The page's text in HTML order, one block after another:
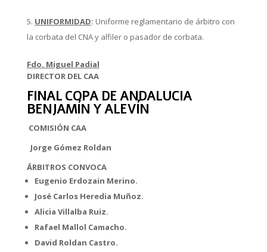
UNIFORMIDAD: Uniforme reglamentario de árbitro con
la corbata del CNA y alfiler o pasador de corbata.
Fdo. Miguel Padial
DIRECTOR DEL CAA
FINAL COPA DE ANDALUCIA
BENJAMÍN Y ALEVÍN
COMISIÓN CAA
Jorge Gómez Roldan
ÁRBITROS CONVOCA
Eugenio Erdozain Merino.
José Carlos Heredia Muñoz.
Alicia Villalba Ruiz.
Rafael Mallol Camacho.
David Roldan Castro.